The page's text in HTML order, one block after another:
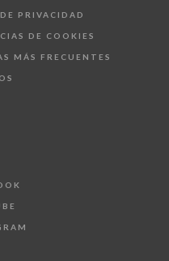
PRIVACIDAD
DE COOKIES
MÁS FRECUENTES